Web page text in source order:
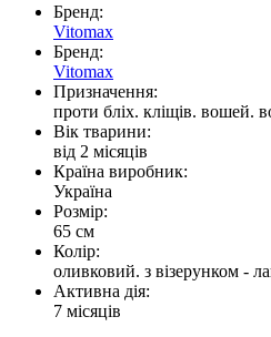
Бренд:
Vitomax
Бренд:
Vitomax
Призначення:
проти бліх. кліщів. вошей.
Вік тварини:
від 2 місяців
Країна виробник:
Україна
Розмір:
65 см
Колір:
оливковий. з візерунком -
Активна дія:
7 місяців